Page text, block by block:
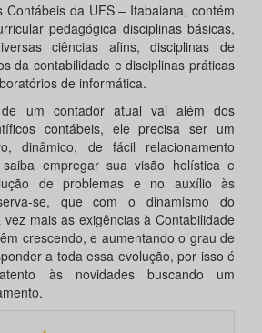
Contábeis da UFS – Itabaiana, contém
pedagógica disciplinas básicas,
ciências afins, disciplinas de
da contabilidade e disciplinas práticas
de informática.
um contador atual vai além dos
contábeis, ele precisa ser um
dinâmico, de fácil relacionamento
empregar sua visão holística e
de problemas e no auxílio às
se, que com o dinamismo do
mais as exigências à Contabilidade
crescendo, e aumentando o grau de
a toda essa evolução, por isso é
às novidades buscando um